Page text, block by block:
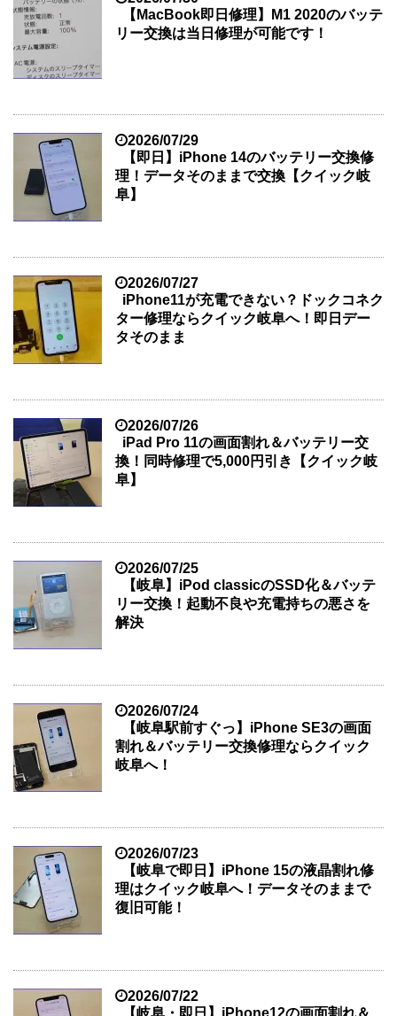
【MacBook即日修理】M1 2020のバッテ
リー交換は当日修理が可能です！
2026/07/29
【即日】iPhone 14のバッテリー交換修
理！データそのままで交換【クイック岐
阜】
2026/07/27
iPhone11が充電できない？ドックコネク
ター修理ならクイック岐阜へ！即日デー
タそのまま
2026/07/26
iPad Pro 11の画面割れ＆バッテリー交
換！同時修理で5,000円引き【クイック岐
阜】
2026/07/25
【岐阜】iPod classicのSSD化＆バッテ
リー交換！起動不良や充電持ちの悪さを
解決
2026/07/24
【岐阜駅前すぐっ】iPhone SE3の画面
割れ＆バッテリー交換修理ならクイック
岐阜へ！
2026/07/23
【岐阜で即日】iPhone 15の液晶割れ修
理はクイック岐阜へ！データそのままで
復旧可能！
2026/07/22
【岐阜・即日】iPhone12の画面割れ＆